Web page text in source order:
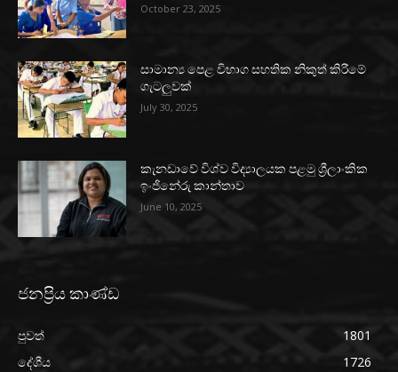
October 23, 2025
සාමාන්‍ය පෙළ විභාග සහතික නිකුත් කිරීමේ
ගැටලුවක්
July 30, 2025
කැනඩාවේ විශ්ව විද්‍යාලයක පළමු ශ්‍රීලාංකික
ඉංජිනේරු කාන්තාව
June 10, 2025
ජනප්‍රිය කාණ්ඩ
පුවත්
1801
දේශීය
1726